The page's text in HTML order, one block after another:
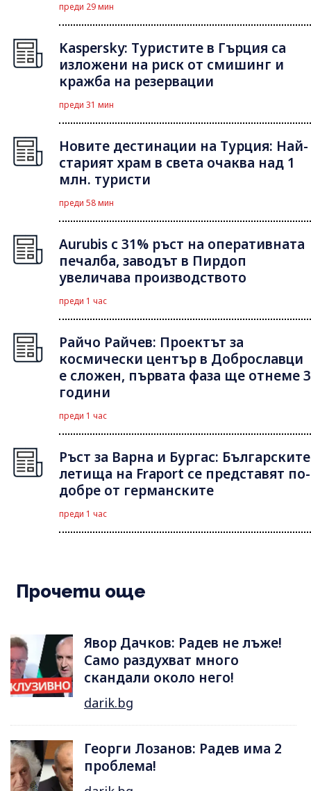
преди 29 мин
Kaspersky: Туристите в Гърция са
изложени на риск от смишинг и
кражба на резервации
преди 31 мин
Новите дестинации на Турция: Най-
старият храм в света очаква над 1
млн. туристи
преди 58 мин
Aurubis с 31% ръст на оперативната
печалба, заводът в Пирдоп
увеличава производството
преди 1 час
Райчо Райчев: Проектът за
космически център в Доброславци
е сложен, първата фаза ще отнеме 3
години
преди 1 час
Ръст за Варна и Бургас: Българските
летища на Fraport се представят по-
добре от германските
преди 1 час
Прочети още
Явор Дачков: Радев не лъже!
Само раздухват много
скандали около него!
darik.bg
Георги Лозанов: Радев има 2
проблема!